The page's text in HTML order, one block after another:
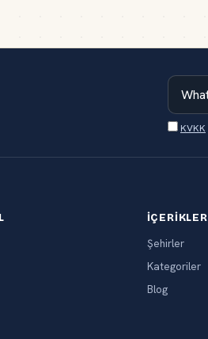
KVKK
İÇERIKLER
Şehirler
Kategoriler
Blog